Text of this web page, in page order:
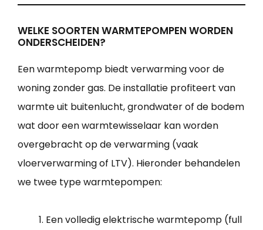
WELKE SOORTEN WARMTEPOMPEN WORDEN
ONDERSCHEIDEN?
Een warmtepomp biedt verwarming voor de
woning zonder gas. De installatie profiteert van
warmte uit buitenlucht, grondwater of de bodem
wat door een warmtewisselaar kan worden
overgebracht op de verwarming (vaak
vloerverwarming of LTV). Hieronder behandelen
we twee type warmtepompen:
Een volledig elektrische warmtepomp (full